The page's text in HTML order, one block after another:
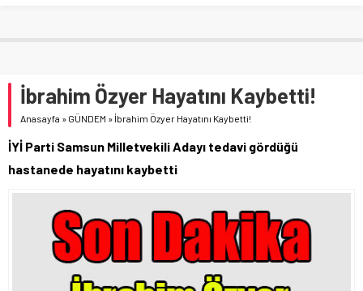
İbrahim Özyer Hayatını Kaybetti!
Anasayfa » GÜNDEM » İbrahim Özyer Hayatını Kaybetti!
İYİ Parti Samsun Milletvekili Adayı tedavi gördüğü
hastanede hayatını kaybetti